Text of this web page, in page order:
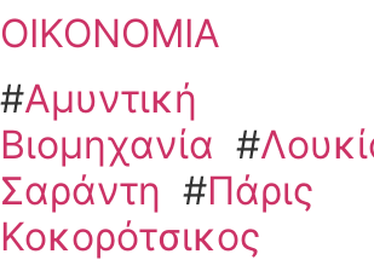
ΟΙΚΟΝΟΜΙΑ
#Αμυντική
Βιομηχανία #
Σαράντη #Πάρις
Κοκορότσικος